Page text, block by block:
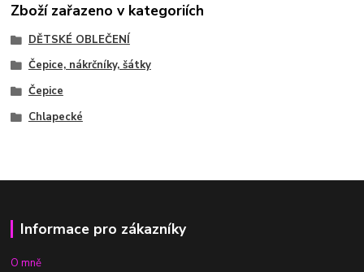
Zboží zařazeno v kategoriích
DĚTSKÉ OBLEČENÍ
Čepice, nákrčníky, šátky
Čepice
Chlapecké
Informace pro zákazníky
O mně